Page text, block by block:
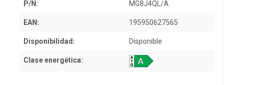
P/N: MG8J4QL/A
EAN: 195950627565
Disponibilidad: Disponible
Clase energética: